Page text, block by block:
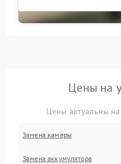
Цены на
Цены актуальны
Замена камеры
Замена аккумулятора